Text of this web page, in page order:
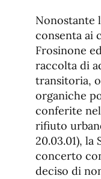
Nonostante
consenta ai
Frosinone
raccolta di
transitoria,
organiche
conferite
rifiuto
20.03.01), la
concerto
deciso di